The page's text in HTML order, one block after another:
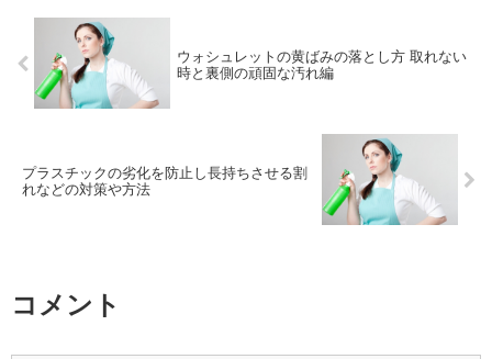
ウォシュレットの黄ばみの落とし方 取れない
時と裏側の頑固な汚れ編
プラスチックの劣化を防止し長持ちさせる割
れなどの対策や方法
コメント